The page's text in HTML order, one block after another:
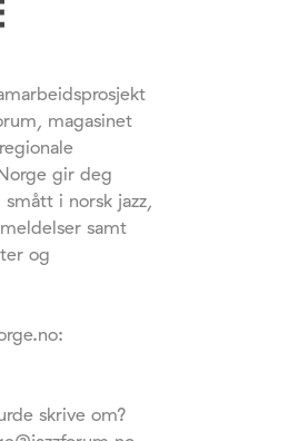
magasinet
gir deg
i norsk jazz,
samt
og
skrive om?